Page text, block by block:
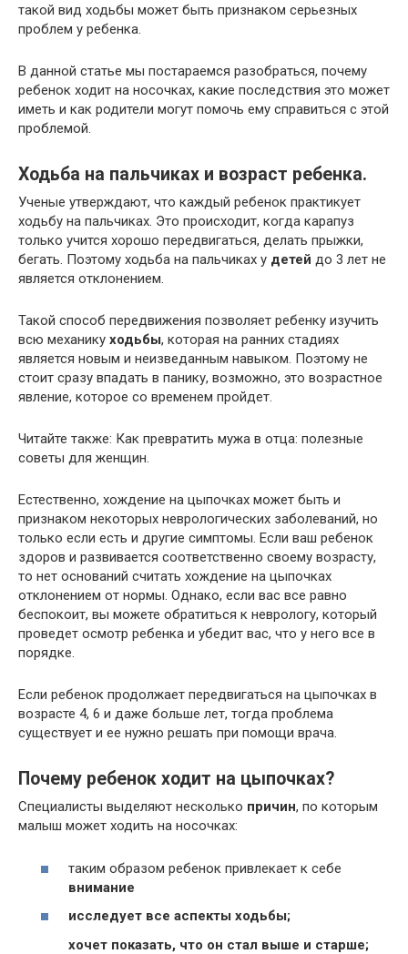
такой вид ходьбы может быть признаком серьезных
проблем у ребенка.
В данной статье мы постараемся разобраться, почему
ребенок ходит на носочках, какие последствия это может
иметь и как родители могут помочь ему справиться с этой
проблемой.
Ходьба на пальчиках и возраст ребенка.
Ученые утверждают, что каждый ребенок практикует
ходьбу на пальчиках. Это происходит, когда карапуз
только учится хорошо передвигаться, делать прыжки,
бегать. Поэтому ходьба на пальчиках у детей до 3 лет не
является отклонением.
Такой способ передвижения позволяет ребенку изучить
всю механику ходьбы, которая на ранних стадиях
является новым и неизведанным навыком. Поэтому не
стоит сразу впадать в панику, возможно, это возрастное
явление, которое со временем пройдет.
Читайте также: Как превратить мужа в отца: полезные
советы для женщин.
Естественно, хождение на цыпочках может быть и
признаком некоторых неврологических заболеваний, но
только если есть и другие симптомы. Если ваш ребенок
здоров и развивается соответственно своему возрасту,
то нет оснований считать хождение на цыпочках
отклонением от нормы. Однако, если вас все равно
беспокоит, вы можете обратиться к неврологу, который
проведет осмотр ребенка и убедит вас, что у него все в
порядке.
Если ребенок продолжает передвигаться на цыпочках в
возрасте 4, 6 и даже больше лет, тогда проблема
существует и ее нужно решать при помощи врача.
Почему ребенок ходит на цыпочках?
Специалисты выделяют несколько причин, по которым
малыш может ходить на носочках:
таким образом ребенок привлекает к себе
внимание
исследует все аспекты ходьбы;
хочет показать, что он стал выше и старше;